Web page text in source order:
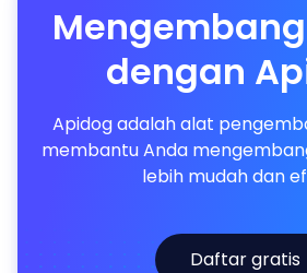
dengan
Apidog adalah alat
membantu Anda
lebih mudah dan
Daftar gratis